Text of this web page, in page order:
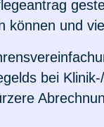
Artikelübersicht
können und
bei